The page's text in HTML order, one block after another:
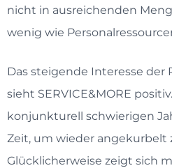
nicht in ausreichenden
wenig wie
Das steigende Interesse der
sieht SERVICE&MORE
konjunkturell schwierigen
Zeit, um wieder angekurbelt
Glücklicherweise zeigt sich